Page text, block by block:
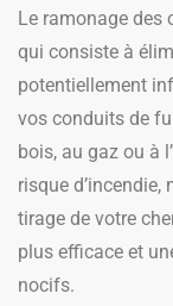
Le ramonage des
qui consiste à
potentiellement
vos conduits de
bois, au gaz ou à
risque
tirage de votre
plus efficace et
nocifs.